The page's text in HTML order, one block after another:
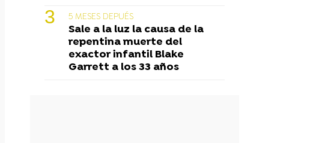
5 MESES DEPUÉS
Sale a la luz la causa de la
repentina muerte del
exactor infantil Blake
Garrett a los 33 años